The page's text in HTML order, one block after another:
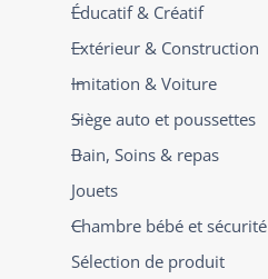
Éducatif & Créatif
Extérieur & Construction
Imitation & Voiture
Siège auto et poussettes
Bain, Soins & repas
Jouets
Chambre bébé et sécurité
Sélection de produit